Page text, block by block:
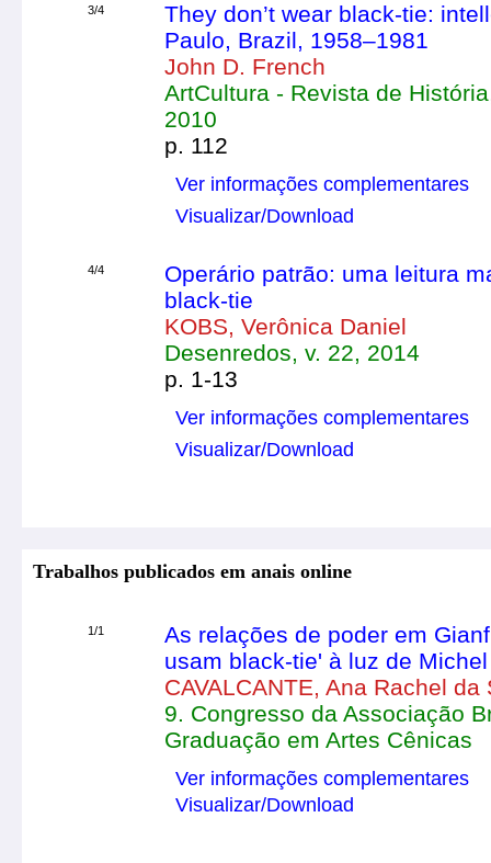
3/4
They don’t wear black-tie:
Paulo, Brazil, 1958–1981
John D. French
ArtCultura - Revista de
2010
p. 112
Ver informações complementares
Visualizar/Download
4/4
Operário patrão: uma leitura
black-tie
KOBS, Verônica Daniel
Desenredos, v. 22, 2014
p. 1-13
Ver informações complementares
Visualizar/Download
Trabalhos publicados em anais online
1/1
As relações de poder em
usam black-tie' à luz de
CAVALCANTE, Ana Rachel da
9. Congresso da Associação
Graduação em Artes Cênicas
Ver informações complementares
Visualizar/Download